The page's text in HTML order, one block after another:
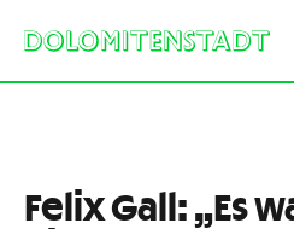
Felix Gall: „Es